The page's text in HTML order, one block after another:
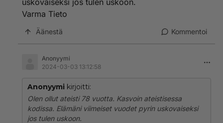
uskovaiseksi jos tulen uskoon.
Varma Tieto
Äänestä Kommentoi
Anonyymi
2024-03-03 13:12:58
Anonyymi kirjoitti:
Olen ollut ateisti 78 vuotta. Kasvoin ateistisessa
kodissa. Elämäni viimeiset vuodet pyrin uskovaiseksi
jos tulen uskoon.